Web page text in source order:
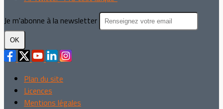
Je m'abonne à la newsletter
OK
Plan du site
Licences
Mentions légales